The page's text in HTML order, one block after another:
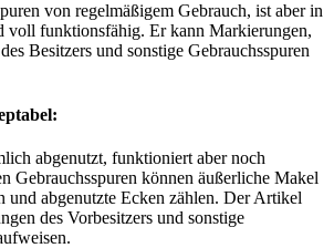
von regelmäßigem Gebrauch, ist aber in
voll funktionsfähig. Er kann Markierungen,
Besitzers und sonstige Gebrauchsspuren
abgenutzt, funktioniert aber noch
Gebrauchsspuren können äußerliche Makel
und abgenutzte Ecken zählen. Der Artikel
des Vorbesitzers und sonstige